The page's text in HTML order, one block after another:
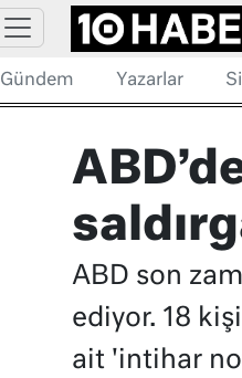
Gündem Yazarlar
ABD son
ediyor. 18
ait 'intihar